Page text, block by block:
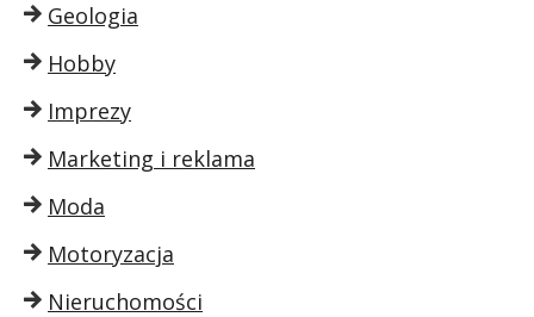
Geologia
Hobby
Imprezy
Marketing i reklama
Moda
Motoryzacja
Nieruchomości